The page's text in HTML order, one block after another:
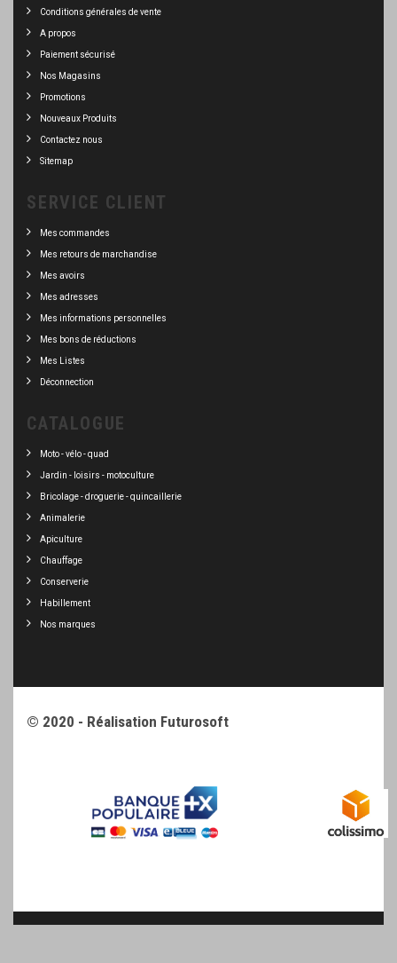
Conditions générales de vente
A propos
Paiement sécurisé
Nos Magasins
Promotions
Nouveaux Produits
Contactez nous
Sitemap
SERVICE CLIENT
Mes commandes
Mes retours de marchandise
Mes avoirs
Mes adresses
Mes informations personnelles
Mes bons de réductions
Mes Listes
Déconnection
CATALOGUE
Moto - vélo - quad
Jardin - loisirs - motoculture
Bricolage - droguerie - quincaillerie
Animalerie
Apiculture
Chauffage
Conserverie
Habillement
Nos marques
© 2020 - Réalisation Futurosoft